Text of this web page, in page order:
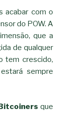
acabar com o
do POW. A
que a
de qualquer
tem crescido,
sempre
que